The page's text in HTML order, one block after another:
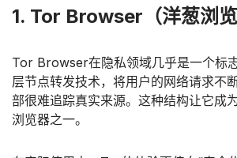
1. Tor Browser（洋葱浏览
Tor Browser在隐私领域几乎是一个标
层节点转发技术，将用户的网络请求不
部很难追踪真实来源。这种结构让它成
浏览器之一。